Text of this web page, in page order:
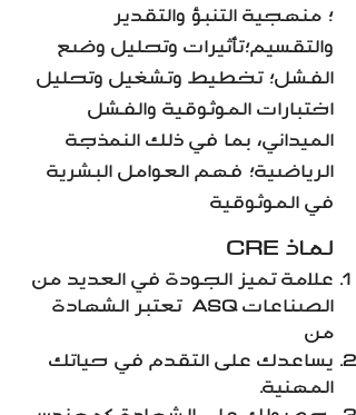
؛ منهجية التنبؤ والتقدير
والتقسيم؛تأثيرات وتحليل وضع
الفشل؛ تخطيط وتشغيل وتحليل
اختبارات الموثوقية والفشل
الميداني، بما في ذلك النمذجة
الرياضية؛ فهم العوامل البشرية
في الموثوقية
CRE لماذ
علامة تميز الجودة في العديد من
الصناعات ASQ تعتبر الشهادة
من
يساعدك على التقدم في حياتك
المهنية.